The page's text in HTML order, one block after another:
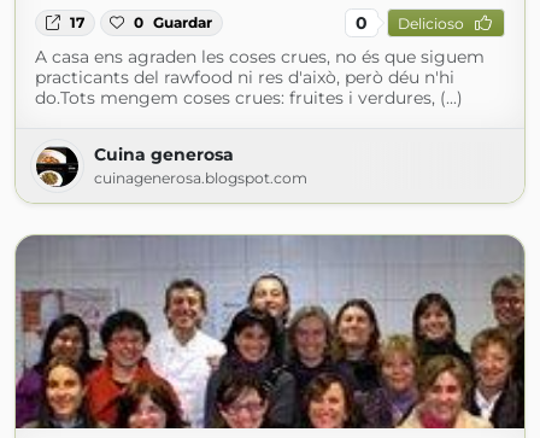
17 0 Guardar 0 Delicioso
A casa ens agraden les coses crues, no és que siguem
practicants del rawfood ni res d'això, però déu n'hi
do.Tots mengem coses crues: fruites i verdures, (...)
Cuina generosa
cuinagenerosa.blogspot.com